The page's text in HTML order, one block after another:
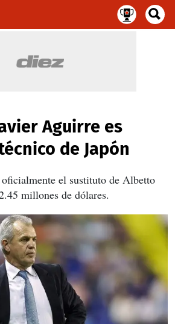
Aguirre es
de Japón
el sustituto de Albetto
millones de dólares.